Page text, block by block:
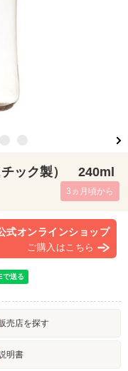
ック製） 240ml
3ヵ月頃から
式オンラインショップ
ご購入はこちら
売店を探す
明書